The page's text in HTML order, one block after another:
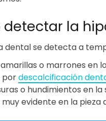
detectar la
dental se detecta a
o marrones en
pordescalcificación
o hundimientos en
evidente en la pieza